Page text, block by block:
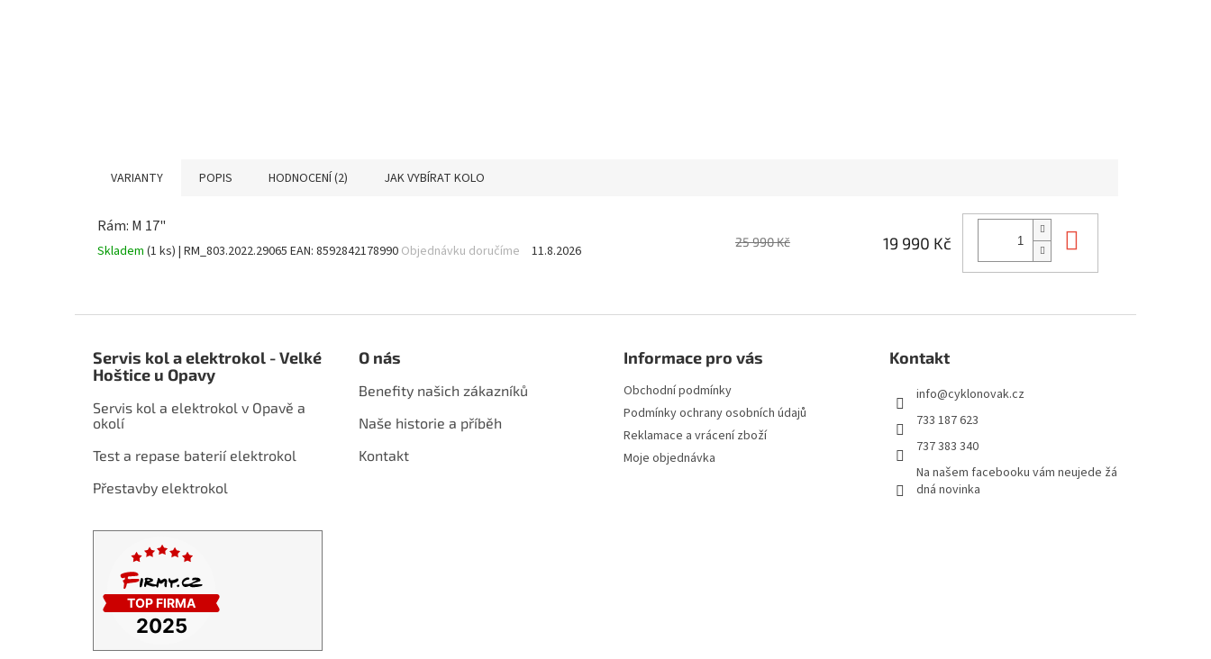
VARIANTY POPIS HODNOCENÍ (2) JAK VYBÍRAT KOLO
Rám: M 17"
Skladem (1 ks) | RM_803.2022.29065 EAN: 8592842178990 Objednávku doručíme 11.8.2026
25 990 Kč 19 990 Kč
Servis kol a elektrokol - Velké
Hoštice u Opavy
Servis kol a elektrokol v Opavě a
okolí
Test a repase baterií elektrokol
Přestavby elektrokol
O nás
Benefity našich zákazníků
Naše historie a příběh
Kontakt
Informace pro vás
Obchodní podmínky
Podmínky ochrany osobních údajů
Reklamace a vrácení zboží
Moje objednávka
Kontakt
info@cyklonovak.cz
733 187 623
737 383 340
Na našem facebooku vám neujede žá
dná novinka